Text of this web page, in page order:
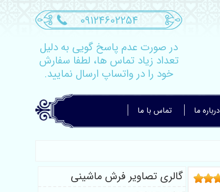
09124602254
در صورت عدم پاسخ گویی به دلیل
تعداد زیاد تماس ها، لطفا سفارش
خود را در واتساپ ارسال نمایید.
درباره ما تماس با ما
گالری تصاویر فرش ماشینی